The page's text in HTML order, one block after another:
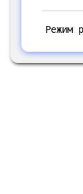
Режим